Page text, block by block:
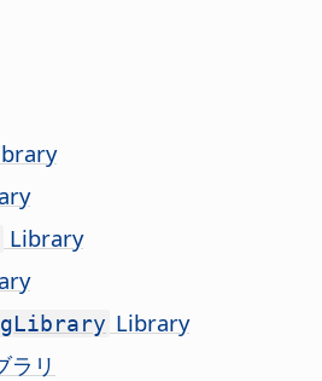
Library
Library
ラリ